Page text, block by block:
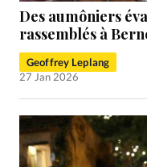
Des aumôniers
rassemblés à
Geoffrey Leplang
27 Jan 2026